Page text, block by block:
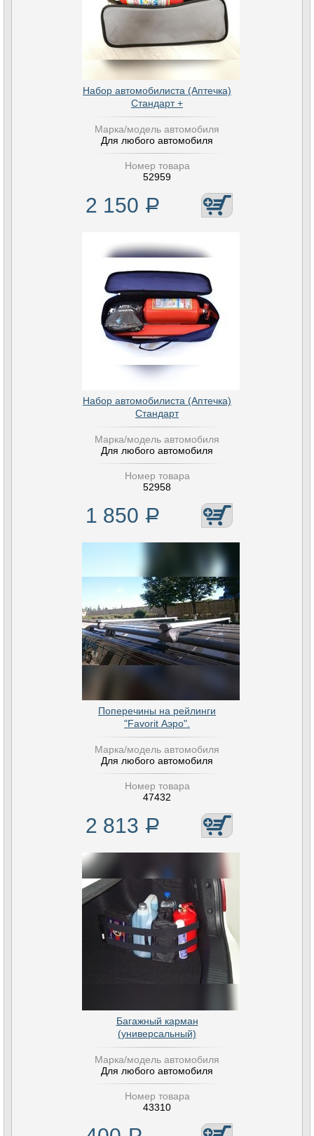
Набор автомобилиста (Аптечка)
Стандарт +
Марка/модель автомобиля
Для любого автомобиля
Номер товара
52959
2 150 Р
Набор автомобилиста (Аптечка)
Стандарт
Марка/модель автомобиля
Для любого автомобиля
Номер товара
52958
1 850 Р
Поперечины на рейлинги
"Favorit Аэро".
Марка/модель автомобиля
Для любого автомобиля
Номер товара
47432
2 813 Р
Багажный карман
(универсальный)
Марка/модель автомобиля
Для любого автомобиля
Номер товара
43310